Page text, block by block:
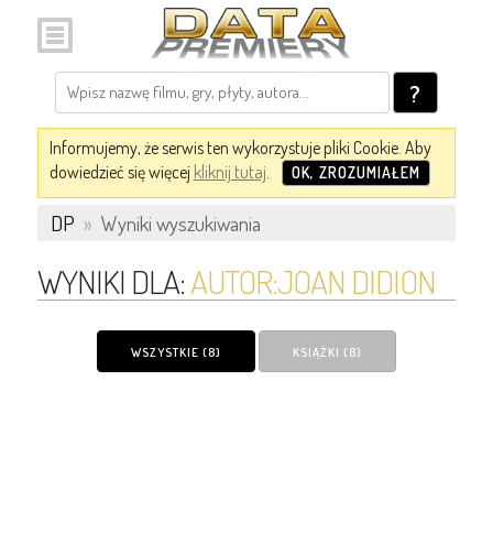
?
Informujemy, że serwis ten wykorzystuje pliki Cookie. Aby
dowiedzieć się więcej kliknij tutaj. OK, ZROZUMIAŁEM
DP » Wyniki wyszukiwania
WYNIKI DLA:AUTOR:JOAN DIDION
WSZYSTKIE (8) KSIĄŻKI (8)